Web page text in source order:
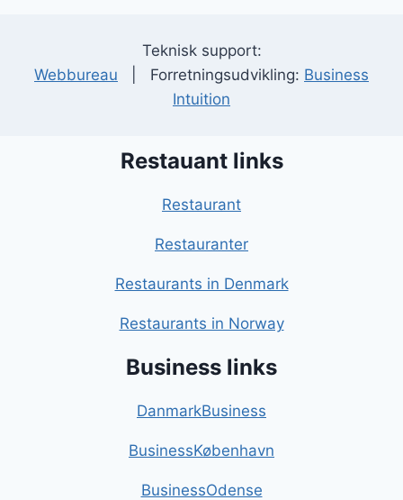
Teknisk support:
Webbureau | Forretningsudvikling: Business
Intuition
Restauant links
Restaurant
Restauranter
Restaurants in Denmark
Restaurants in Norway
Business links
DanmarkBusiness
BusinessKøbenhavn
BusinessOdense